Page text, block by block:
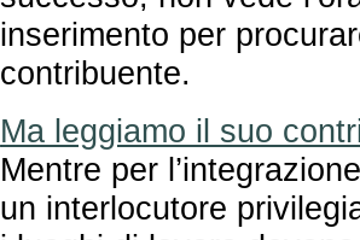
inserimento per
contribuente.
Ma leggiamo il suo
Mentre per
un interlocutore